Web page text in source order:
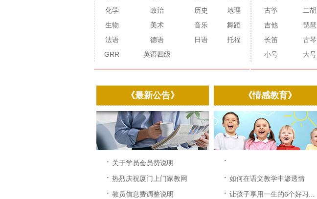
化学
政治 历史
地理
生物
美术 音乐
舞蹈
法语
德语 日语
托福
GRR
英语四级
古筝
二胡
吉他
琵琶
长笛
古琴
小号
大号
《最新公告》
· 关于学员会员费说明
· 热烈庆祝厦门上门家教网
改...
· 教员信息费调整说明
《情感教育》
·
· 如何在语文教学中渗透情
感...
· 让孩子享用一生的6个好习...